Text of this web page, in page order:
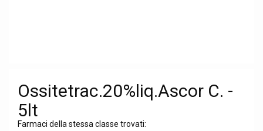
Ossitetrac.20%liq.Ascor C. -
5lt
Farmaci della stessa classe trovati: